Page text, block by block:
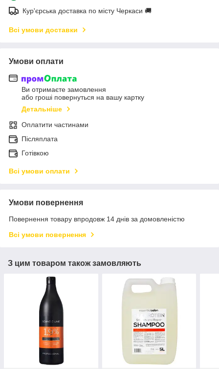
Кур'єрська доставка по місту Черкаси 🚚
Всі умови доставки
Умови оплати
Ви отримаєте замовлення
або гроші повернуться на вашу картку
Детальніше
Оплатити частинами
Післяплата
Готівкою
Всі умови оплати
Умови повернення
Повернення товару впродовж 14 днів за домовленістю
Всі умови повернення
З цим товаром також замовляють